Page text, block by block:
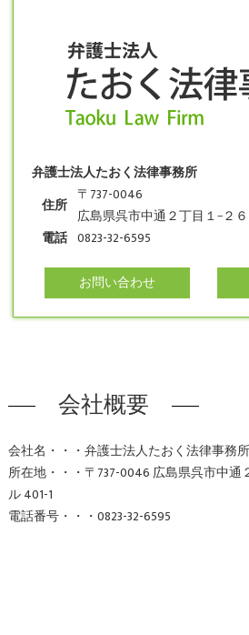
弁護士法人たおく法律事務所
住所
〒737-0046
広島県呉市中通２丁目１−２
電話 0823-32-6595
お問い合わせ
会社概要
会社名・・・弁護士法人たおく法律事務所
所在地・・・〒737-0046 広島県呉市中通
ル 401-1
電話番号・・・0823-32-6595